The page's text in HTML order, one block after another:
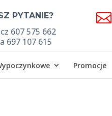
PYTANIE?
607 575 662
697 107 615

Promocje